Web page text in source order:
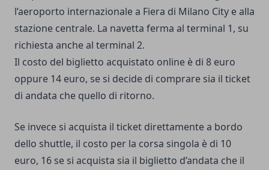
l’aeroporto internazionale a Fiera di Milano City e alla
stazione centrale. La navetta ferma al terminal 1, su
richiesta anche al terminal 2.
Il costo del biglietto acquistato online è di 8 euro
oppure 14 euro, se si decide di comprare sia il ticket
di andata che quello di ritorno.
Se invece si acquista il ticket direttamente a bordo
dello shuttle, il costo per la corsa singola è di 10
euro, 16 se si acquista sia il biglietto d’andata che il